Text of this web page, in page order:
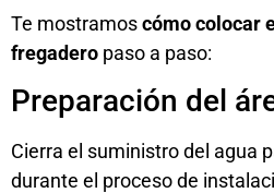
Te mostramoscómo colocar
fregadero paso a paso:
Preparación del
Cierra el suministro del agua
durante el proceso de